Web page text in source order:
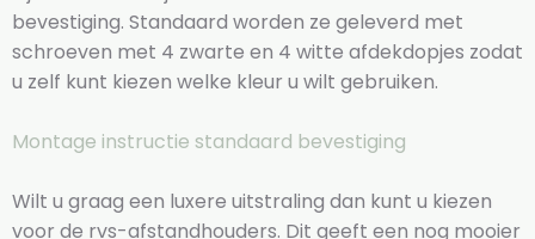
bevestiging. Standaard worden ze geleverd met
schroeven met 4 zwarte en 4 witte afdekdopjes zodat
u zelf kunt kiezen welke kleur u wilt gebruiken.
Montage instructie standaard bevestiging
Wilt u graag een luxere uitstraling dan kunt u kiezen
voor de rvs-afstandhouders. Dit geeft een nog mooier